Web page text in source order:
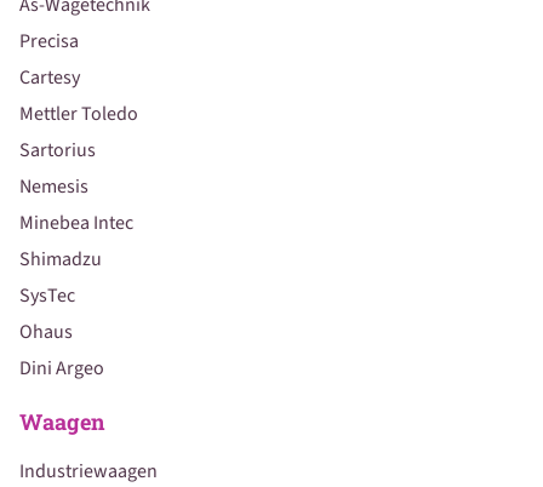
Precisa
Cartesy
Mettler Toledo
Sartorius
Nemesis
Minebea Intec
Shimadzu
SysTec
Ohaus
Dini Argeo
Waagen
Industriewaagen